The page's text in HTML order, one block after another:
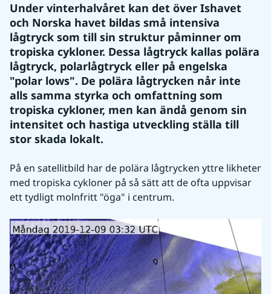
Under vinterhalvåret kan det över Ishavet
och Norska havet bildas små intensiva
lågtryck som till sin struktur påminner om
tropiska cykloner. Dessa lågtryck kallas polära
lågtryck, polarlågtryck eller på engelska
"polar lows". De polära lågtrycken når inte
alls samma styrka och omfattning som
tropiska cykloner, men kan ändå genom sin
intensitet och hastiga utveckling ställa till
stor skada lokalt.
På en satellitbild har de polära lågtrycken yttre likheter
med tropiska cykloner på så sätt att de ofta uppvisar
ett tydligt molnfritt "öga" i centrum.